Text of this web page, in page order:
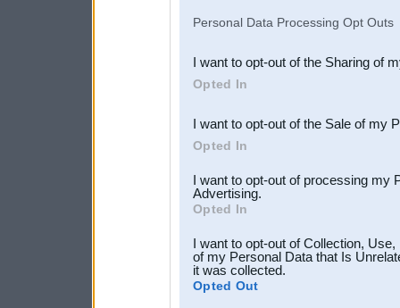
Downstream Participants
third parties.
Personal Data Processing Opt Outs
I want to opt-out of the Sharing of
Opted In
I want to opt-out of the Sale of my
Opted In
I want to opt-out of processing my
Advertising.
Opted In
I want to opt-out of Collection,
of my Personal Data that Is
it was collected.
Opted Out